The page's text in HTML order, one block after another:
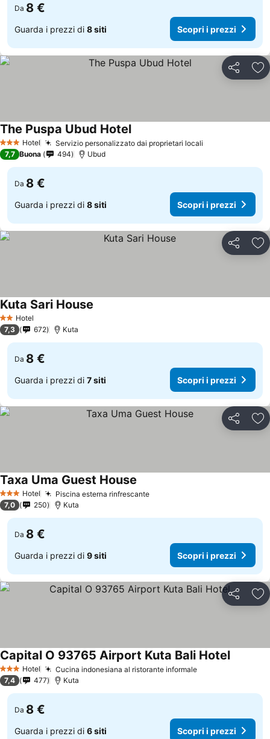
Da 8 €
Guarda i prezzi di 8 siti Scopri i prezzi
Condividi
3 StelleHotel Servizio personalizzato dai proprietari locali
The Puspa Ubud HotelScopri i prezzi
7,7 Buona 494 Ubud
Da 8 €
Guarda i prezzi di 8 siti Scopri i prezzi
Condividi
2 StelleHotel
Kuta Sari House
7,3 672 Kuta
Da 8 €
Guarda i prezzi di 7 siti Scopri i prezzi
Condividi
3 StelleHotel Piscina esterna rinfrescanteScopri i prezzi
Taxa Uma Guest House
7,0 250 Kuta
Da 8 €
Guarda i prezzi di 9 siti Scopri i prezzi
Condividi
3 StelleHotel Cucina indonesiana al ristorante informaleScopri i prezzi
Capital O 93765 Airport Kuta Bali HotelScopri i
7,4 477 Kuta
Da 8 €
Guarda i prezzi di 6 siti Scopri i prezzi